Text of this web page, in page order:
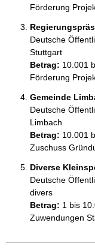
Förderung
Deutsche
Stuttgart
Betrag: 10.001
Förderung
Gemeinde
Deutsche
Limbach
Betrag: 10.001
Zuschuss
Diverse
Deutsche
divers
Betrag: 1 bis
Zuwendungen